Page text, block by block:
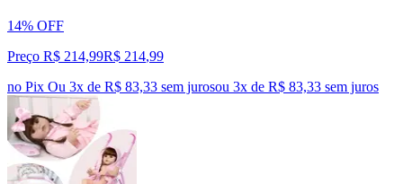
14% OFF
Preço R$ 214,99R$ 214,99
no Pix Ou 3x de R$ 83,33 sem jurosou 3x de R$ 83,33 sem juros